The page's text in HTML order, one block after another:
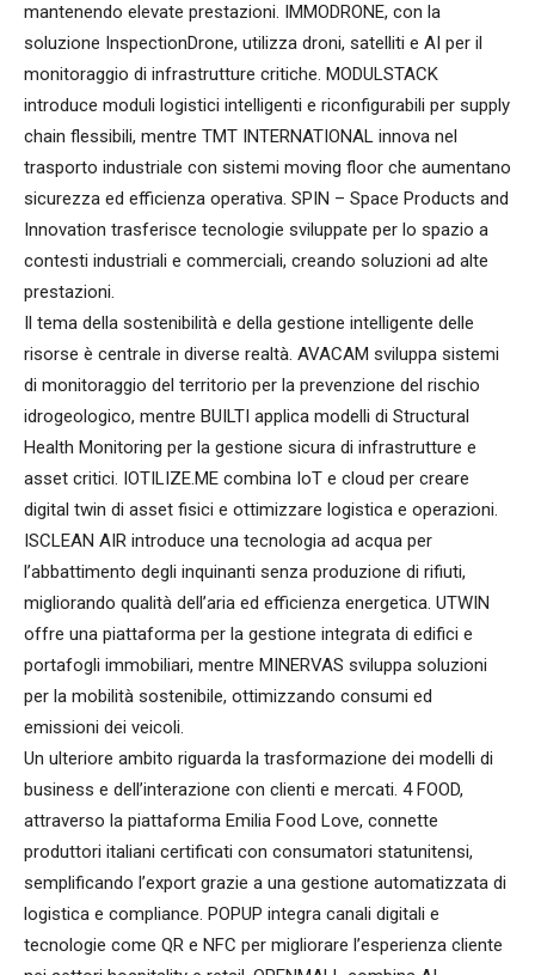
mantenendo elevate prestazioni. IMMODRONE, con la
soluzione InspectionDrone, utilizza droni, satelliti e AI per il
monitoraggio di infrastrutture critiche. MODULSTACK
introduce moduli logistici intelligenti e riconfigurabili per supply
chain flessibili, mentre TMT INTERNATIONAL innova nel
trasporto industriale con sistemi moving floor che aumentano
sicurezza ed efficienza operativa. SPIN – Space Products and
Innovation trasferisce tecnologie sviluppate per lo spazio a
contesti industriali e commerciali, creando soluzioni ad alte
prestazioni.
Il tema della sostenibilità e della gestione intelligente delle
risorse è centrale in diverse realtà. AVACAM sviluppa sistemi
di monitoraggio del territorio per la prevenzione del rischio
idrogeologico, mentre BUILTI applica modelli di Structural
Health Monitoring per la gestione sicura di infrastrutture e
asset critici. IOTILIZE.ME combina IoT e cloud per creare
digital twin di asset fisici e ottimizzare logistica e operazioni.
ISCLEAN AIR introduce una tecnologia ad acqua per
l’abbattimento degli inquinanti senza produzione di rifiuti,
migliorando qualità dell’aria ed efficienza energetica. UTWIN
offre una piattaforma per la gestione integrata di edifici e
portafogli immobiliari, mentre MINERVAS sviluppa soluzioni
per la mobilità sostenibile, ottimizzando consumi ed
emissioni dei veicoli.
Un ulteriore ambito riguarda la trasformazione dei modelli di
business e dell’interazione con clienti e mercati. 4 FOOD,
attraverso la piattaforma Emilia Food Love, connette
produttori italiani certificati con consumatori statunitensi,
semplificando l’export grazie a una gestione automatizzata di
logistica e compliance. POPUP integra canali digitali e
tecnologie come QR e NFC per migliorare l’esperienza cliente